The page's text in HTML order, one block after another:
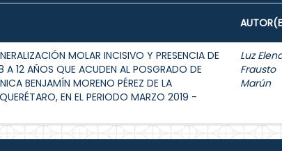
MOLAR INCISIVO Y PRESENCIA DE
A 12 AÑOS QUE ACUDEN AL POSGRADO DE
BENJAMÍN MORENO PÉREZ DE LA
EN EL PERIODO MARZO 2019 -
Luz
Frausto
Marún